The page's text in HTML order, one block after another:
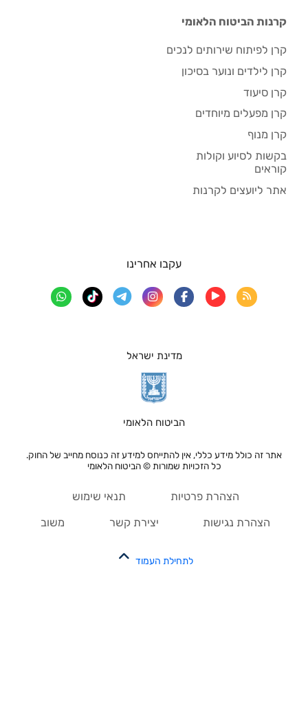
קרנות הביטוח הלאומי
קרן לפיתוח שירותים לנכים
קרן לילדים ונוער בסיכון
קרן סיעוד
קרן מפעלים מיוחדים
קרן מנוף
בקשות לסיוע וקולות
קוראים
אתר ליועצים לקרנות
מדינת ישראל
הביטוח הלאומי
אתר זה כולל מידע כללי, אין להתייחס למידע זה כנוסח מחייב של החוק.
כל הזכויות שמורות © הביטוח הלאומי
עקבו אחרינו
הצהרת פרטיות תנאי שימוש
הצהרת נגישות יצירת קשר משוב
לתחילת העמוד